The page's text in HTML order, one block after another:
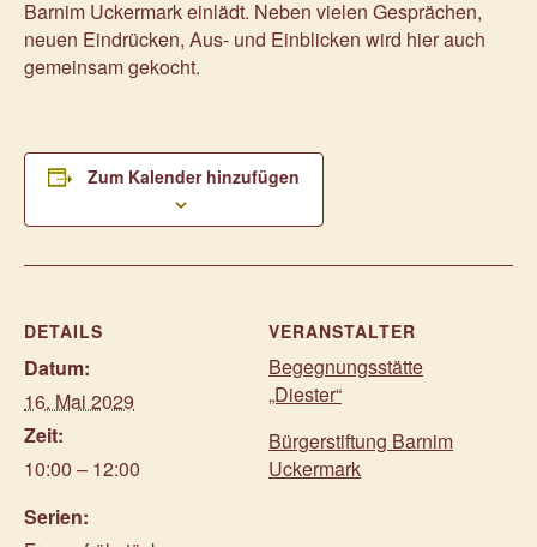
Barnim Uckermark einlädt. Neben vielen Gesprächen,
neuen Eindrücken, Aus- und Einblicken wird hier auch
gemeinsam gekocht.
Zum Kalender hinzufügen
DETAILS
Datum:
16. Mai 2029
Zeit:
10:00 – 12:00
Serien:
VERANSTALTER
Begegnungsstätte
„Diester“
Bürgerstiftung Barnim
Uckermark